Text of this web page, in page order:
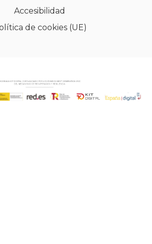
Accesibilidad
de cookies (UE)